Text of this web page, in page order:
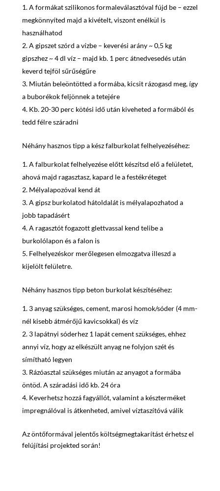
A formákat szilikonos formaleválasztóval fújd be – ezzel
megkönnyíted majd a kivételt, viszont enélkül is
használhatod
A gipszet szórd a vízbe – keverési arány ~ 0,5 kg
gipszhez ~ 4 dl víz – majd kb. 1 perc átnedvesedés után
keverd tejföl sűrűségűre
Miután beleöntötted a formába, kicsit rázogasd meg, így
a buborékok feljönnek a tetejére
Kb. 20-30 perc kötési idő után kiveheted a formából és
tedd félre száradni
Néhány hasznos tipp a kész falburkolat felhelyezéséhez:
A falburkolat felhelyezése előtt készítsd elő a felületet,
ahová majd ragasztasz, kapard le a festékréteget
Mélyalapozóval kend át
A gipsz burkolatod hátoldalát is mélyalapozhatod a
jobb tapadásért
A ragasztót fogazott glettvassal kend telibe a
burkolólapon és a falon is
Felhelyezéskor merőlegesen elmozgatva illeszd a
kijelölt felületre.
Néhány hasznos tipp beton burkolat készítéséhez:
3 anyag szükséges, cement, marosi homok/sóder (4 mm-
nél kisebb átmérőjű kavicsokkal) és víz
3 lapátnyi sóderhez 1 lapát cement szükséges, ehhez
annyi víz, hogy az elkészült anyag ne folyjon szét és
símítható legyen
Rázóasztal szükséges miután az anyagot a formába
öntöd. A száradási idő kb. 24 óra
Keverhetsz hozzá fagyállót, valamint a készterméket
impregnálóval is átkenheted, amivel víztaszítóvá válik
Az öntőformával jelentős költségmegtakarítást érhetsz el
felújítási projekted során!